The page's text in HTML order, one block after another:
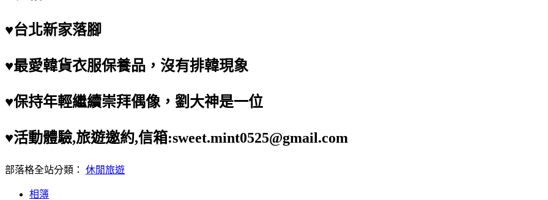
♥台北新家落腳
♥最愛韓貨衣服保養品，沒有排韓現象
♥保持年輕繼續崇拜偶像，劉大神是一位
♥活動體驗,旅遊邀約,信箱:sweet.mint0525@gmail.com
部落格全站分類： 休閒旅遊
相簿